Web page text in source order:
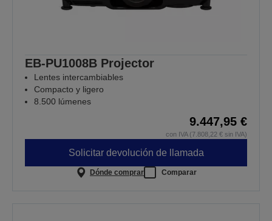
EB-PU1008B Projector
Lentes intercambiables
Compacto y ligero
8.500 lúmenes
9.447,95 €
con IVA (7.808,22 € sin IVA)
Solicitar devolución de llamada
Dónde comprar Comparar